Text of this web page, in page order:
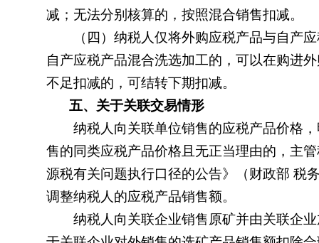
减；无法分别核算的，按照混合销售扣减。
（四）纳税人仅将外购应税产品与自产应
自产应税产品混合洗选加工的，可以在购进
不足扣减的，可结转下期扣减。
五、关于关联交易情形
纳税人向关联单位销售的应税产品价格，
售的同类应税产品价格且无正当理由的，主
源税有关问题执行口径的公告》
（财政部 税
调整纳税人的应税产品销售额。
纳税人向关联企业销售原矿并由关联企业